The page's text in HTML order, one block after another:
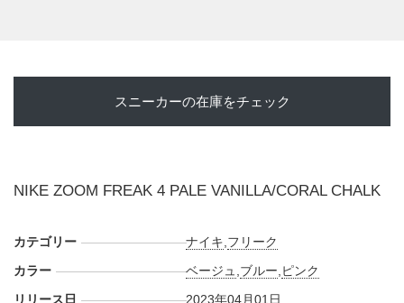
スニーカーの在庫をチェック
NIKE ZOOM FREAK 4 PALE VANILLA/CORAL CHALK
カテゴリー ナイキ フリーク
カラー
ベージュ ブルー ピンク
リリース日
2023年04月01日